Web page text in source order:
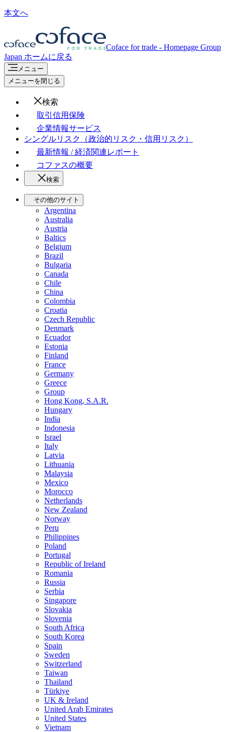
本文へ
Coface for trade - Homepage Group
Japan ホームに戻る
メニュー
メニューを閉じる
検索
取引信用保険
企業情報サービス
シングルリスク（政治的リスク・信用リスク）
最新情報 / 経済関連レポート
コファスの概要
検索
その他のサイト
Argentina
Australia
Austria
Baltics
Belgium
Brazil
Bulgaria
Canada
Chile
China
Colombia
Croatia
Czech Republic
Denmark
Ecuador
Estonia
Finland
France
Germany
Greece
Group
Hong Kong, S.A.R.
Hungary
India
Indonesia
Israel
Italy
Latvia
Lithuania
Malaysia
Mexico
Morocco
Netherlands
New Zealand
Norway
Peru
Philippines
Poland
Portugal
Republic of Ireland
Romania
Russia
Serbia
Singapore
Slovakia
Slovenia
South Africa
South Korea
Spain
Sweden
Switzerland
Taiwan
Thailand
Türkiye
UK & Ireland
United Arab Emirates
United States
Vietnam